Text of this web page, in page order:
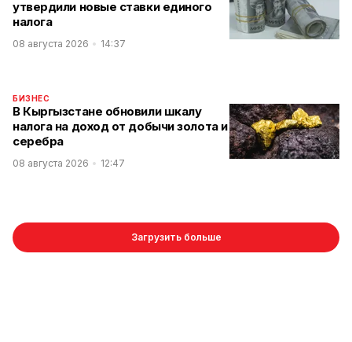
утвердили новые ставки единого
налога
08 августа 2026 14:37
БИЗНЕС
В Кыргызстане обновили шкалу
налога на доход от добычи золота и
серебра
08 августа 2026 12:47
Загрузить больше